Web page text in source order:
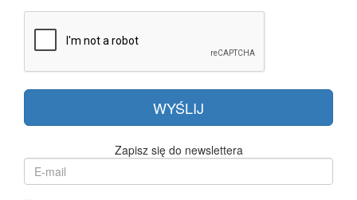
Zapisz się do newslettera